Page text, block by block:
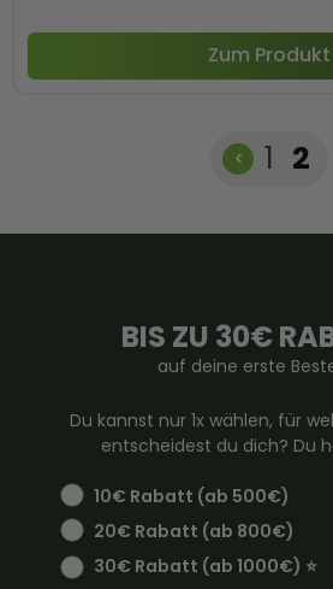
Zum Produkt
Seite
1 2
BIS ZU 30€
auf deine erste
Du kannst nur 1x wählen, für
entscheidest du dich? Du
10€ Rabatt (ab 500€)
20€ Rabatt (ab 800€)
30€ Rabatt (ab 1000€) ⭐️